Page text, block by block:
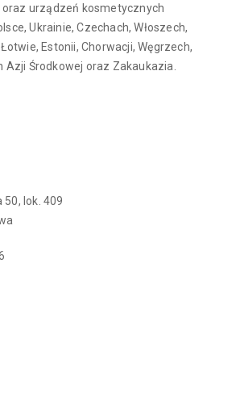
oraz urządzeń kosmetycznych
Ukrainie, Czechach, Włoszech,
Estonii, Chorwacji, Węgrzech,
Azji Środkowej oraz Zakaukazia.
50, lok. 409